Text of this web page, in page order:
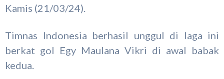
Kamis (21/03/24).
Timnas Indonesia berhasil unggul di laga ini
berkat gol Egy Maulana Vikri di awal babak
kedua.